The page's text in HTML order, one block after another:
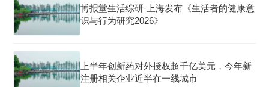
博报堂生活综研·上海发布《生活者的健康意
识与行为研究2026》
上半年创新药对外授权超千亿美元，今年新
注册相关企业近半在一线城市